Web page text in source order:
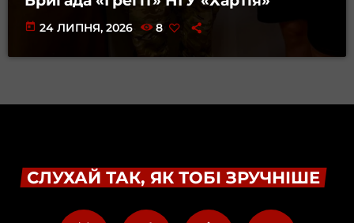
today 24 ЛИПНЯ, 2026 8
СЛУХАЙ ТАК, ЯК ТОБІ ЗРУЧНІШЕ